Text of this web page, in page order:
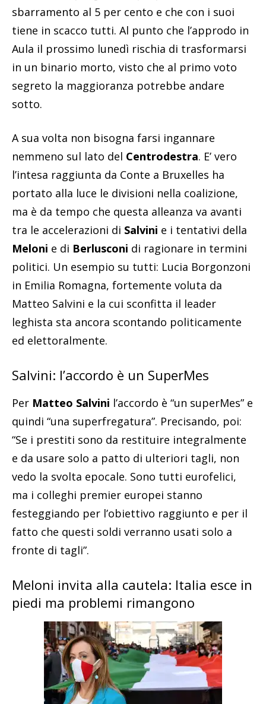
sbarramento al 5 per cento e che con i suoi
tiene in scacco tutti. Al punto che l’approdo in
Aula il prossimo lunedì rischia di trasformarsi
in un binario morto, visto che al primo voto
segreto la maggioranza potrebbe andare
sotto.
A sua volta non bisogna farsi ingannare
nemmeno sul lato del Centrodestra. E’ vero
l’intesa raggiunta da Conte a Bruxelles ha
portato alla luce le divisioni nella coalizione,
ma è da tempo che questa alleanza va avanti
tra le accelerazioni di Salvini e i tentativi della
Meloni e di Berlusconi di ragionare in termini
politici. Un esempio su tutti: Lucia Borgonzoni
in Emilia Romagna, fortemente voluta da
Matteo Salvini e la cui sconfitta il leader
leghista sta ancora scontando politicamente
ed elettoralmente.
Salvini: l’accordo è un SuperMes
Per Matteo Salvini l’accordo è “un superMes” e
quindi “una superfregatura”. Precisando, poi:
“Se i prestiti sono da restituire integralmente
e da usare solo a patto di ulteriori tagli, non
vedo la svolta epocale. Sono tutti eurofelici,
ma i colleghi premier europei stanno
festeggiando per l’obiettivo raggiunto e per il
fatto che questi soldi verranno usati solo a
fronte di tagli”.
Meloni invita alla cautela: Italia esce in
piedi ma problemi rimangono